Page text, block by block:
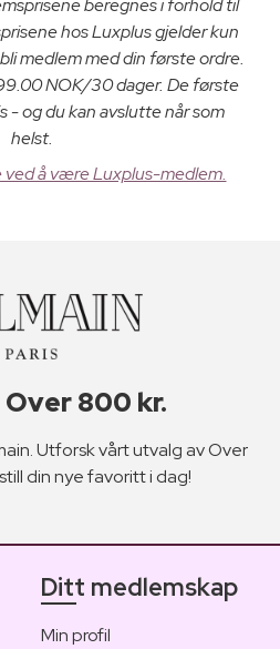
beregnes i forhold til
hos Luxplus gjelder kun
medlem med din første ordre.
NOK/30 dager. De første
- og du kan avslutte når som
helst.
ved å være Luxplus-medlem.
Over 800 kr.
Utforsk vårt utvalg av Over
din nye favoritt i dag!
Ditt medlemskap
Min profil